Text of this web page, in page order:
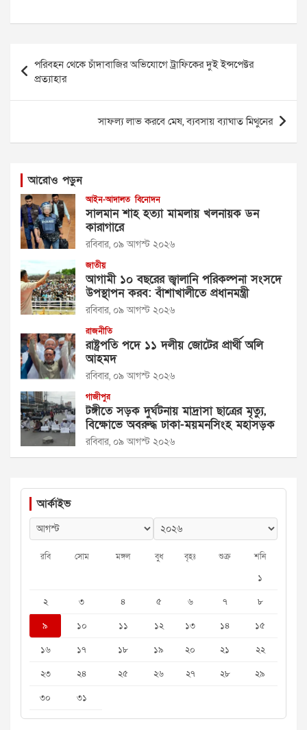
Post
navigation
পরিবহন থেকে চাঁদাবাজির অভিযোগে ট্রাফিকের দুই ইন্সপেক্টর
প্রত্যাহার
সাফল্য লাভ করবে মেষ, ব্যবসায় ব্যাঘাত মিথুনের
আরোও পড়ুন
আইন-আদালত বিনোদন
সালমান শাহ হত্যা মামলায় খলনায়ক ডন
কারাগারে
রবিবার, ০৯ আগস্ট ২০২৬
জাতীয়
আগামী ১০ বছরের জ্বালানি পরিকল্পনা সংসদে
উপস্থাপন করব: বাঁশাখালীতে প্রধানমন্ত্রী
রবিবার, ০৯ আগস্ট ২০২৬
রাজনীতি
রাষ্ট্রপতি পদে ১১ দলীয় জোটের প্রার্থী অলি
আহমদ
রবিবার, ০৯ আগস্ট ২০২৬
গাজীপুর
টঙ্গীতে সড়ক দুর্ঘটনায় মাদ্রাসা ছাত্রের মৃত্যু,
বিক্ষোভে অবরুদ্ধ ঢাকা-ময়মনসিংহ মহাসড়ক
রবিবার, ০৯ আগস্ট ২০২৬
আর্কাইভ
রবি সোম মঙ্গল বুধ বৃহঃ শুক্র শনি
১
২
৩ ৪ ৫ ৬ ৭
৮
৯
১০ ১১ ১২ ১৩ ১৪
১৫
১৬
১৭ ১৮ ১৯ ২০ ২১
২২
২৩
২৪ ২৫ ২৬ ২৭ ২৮
২৯
৩০
৩১